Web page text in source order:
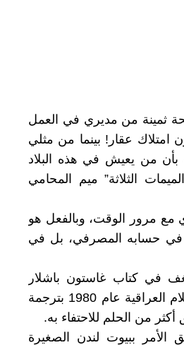
ثمينة من مديري في العمل
امتلاك عقار! بينما من مثلي
بأن من يعيش في هذه البلاد
الثلاثة” ميم المحامي
مرور الوقت، وبالفعل هو
في حسابه المصرفي، بل في
في كتاب غاستون باشلار
“جماليات المكان” الذي كان أول إصدارات مجلة الأقلام العراقية عام 1980 بترجمة
من الحلم للاحتفاء به.
الأمر ببيوت لندن الصغيرة